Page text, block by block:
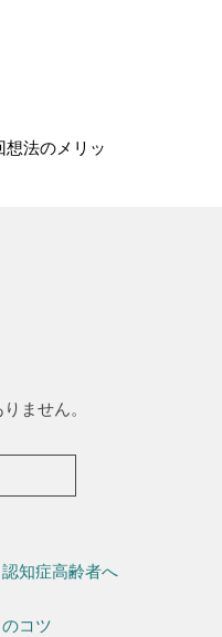
法のメリッ
ません。
知症高齢者へ
コツ